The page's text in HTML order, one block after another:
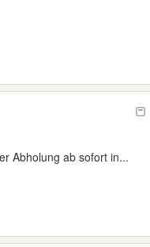
Abholung ab sofort in...